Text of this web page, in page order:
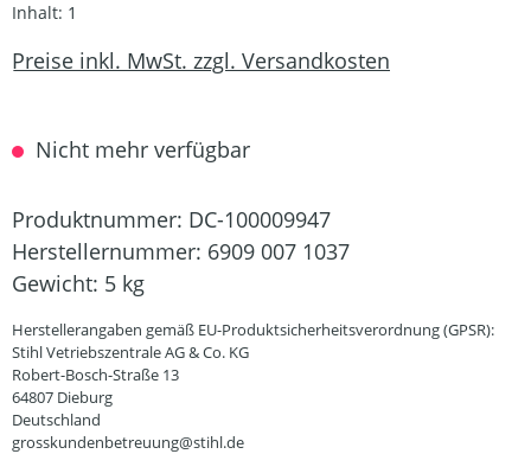
Inhalt: 1
Preise inkl. MwSt. zzgl. Versandkosten
Nicht mehr verfügbar
Produktnummer: DC-100009947
Herstellernummer: 6909 007 1037
Gewicht: 5 kg
Herstellerangaben gemäß EU-Produktsicherheitsverordnung (GPSR):
Stihl Vetriebszentrale AG & Co. KG
Robert-Bosch-Straße 13
64807 Dieburg
Deutschland
grosskundenbetreuung@stihl.de